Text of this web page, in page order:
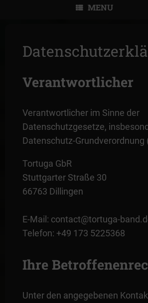
MENU
Verantwortlicher
Verantwortlicher im Sinne der
Datenschutzgesetze,
Datenschutz-Grundverordnung
Tortuga GbR
Stuttgarter Straße 30
66763 Dillingen
E-Mail: contact@tortuga-
Telefon: +49 173 5225368
Ihre
Unter den angegebenen